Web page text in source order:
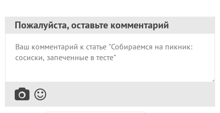
Пожалуйста, оставьте комментарий